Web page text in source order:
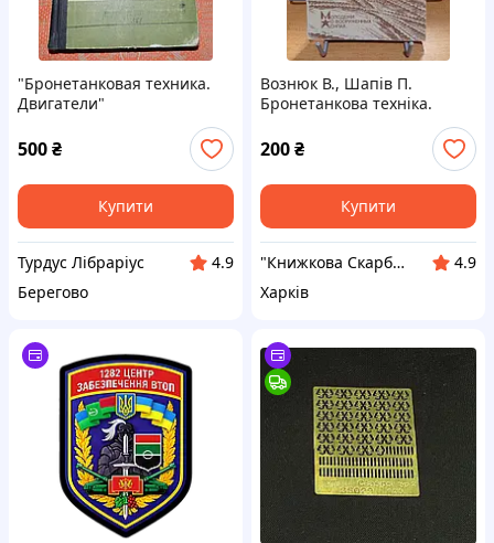
"Бронетанковая техника.
Двигатели"
500₴
Купити
Турдус Лібраріус
4.9
Берегово
Вознюк В., Шапів П.
Бронетанкова техніка.
200₴
Купити
"Книжкова Скарбниця" - книги та букінистика на будь-який смак!
4.9
Харків